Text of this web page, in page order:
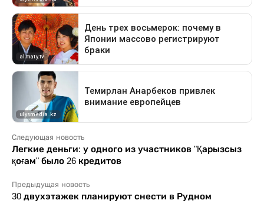
Следующая новость
Легкие деньги: у одного из участников "Қарызсыз
қоғам" было 26 кредитов
Предыдущая новость
30 двухэтажек планируют снести в Рудном